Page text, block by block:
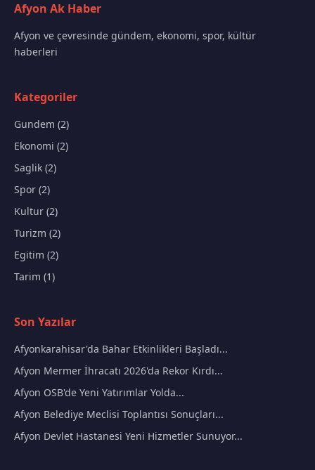
Afyon Ak Haber
Afyon ve çevresinde gündem, ekonomi, spor, kültür
haberleri
Kategoriler
Gundem (2)
Ekonomi (2)
Saglik (2)
Spor (2)
Kultur (2)
Turizm (2)
Egitim (2)
Tarim (1)
Son Yazılar
Afyonkarahisar'da Bahar Etkinlikleri Başladı...
Afyon Mermer İhracatı 2026'da Rekor Kırdı...
Afyon OSB'de Yeni Yatırımlar Yolda...
Afyon Belediye Meclisi Toplantısı Sonuçları...
Afyon Devlet Hastanesi Yeni Hizmetler Sunuyor...